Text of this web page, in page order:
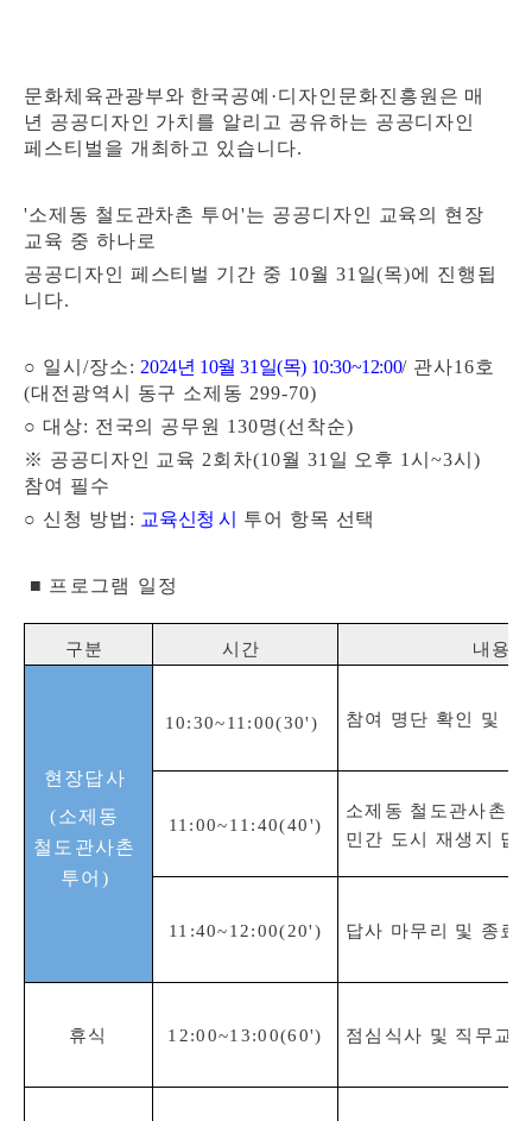
문화체육관광부와 한국공예 ·디자인문화진흥원은 매
년 공공디자인 가치를 알리고 공유하는 공공디자인
페스티벌을 개최하고 있습니다.
'소제동 철도관차촌 투어'는 공공디자인 교육의 현장
교육 중 하나로
공공디자인 페스티벌 기간 중 10월 31일(목)에 진행됩
니다.
○ 일시/장소: 2024년 10월 31일(목) 10:30~12:00/ 관사16호
(대전광역시 동구 소제동 299-70)
○ 대상: 전국의 공무원 130명(선착순)
※ 공공디자인 교육 2회차(10월 31일 오후 1시~3시)
참여 필수
○ 신청 방법: 교육신청 시 투어 항목 선택
■ 프로그램 일정
구분 시간 내용
현장답사
(소제동
철도관사촌
투어)
10:30~11:00(30') 참여 명단 확인 및 투
11:00~1 1:40(40')
소제동 철도관사촌
민간 도시 재생지 답
11 :40~12:00(20') 답사 마무리 및 종료
휴식 12:00~13:00(60') 점심식사 및 직무교